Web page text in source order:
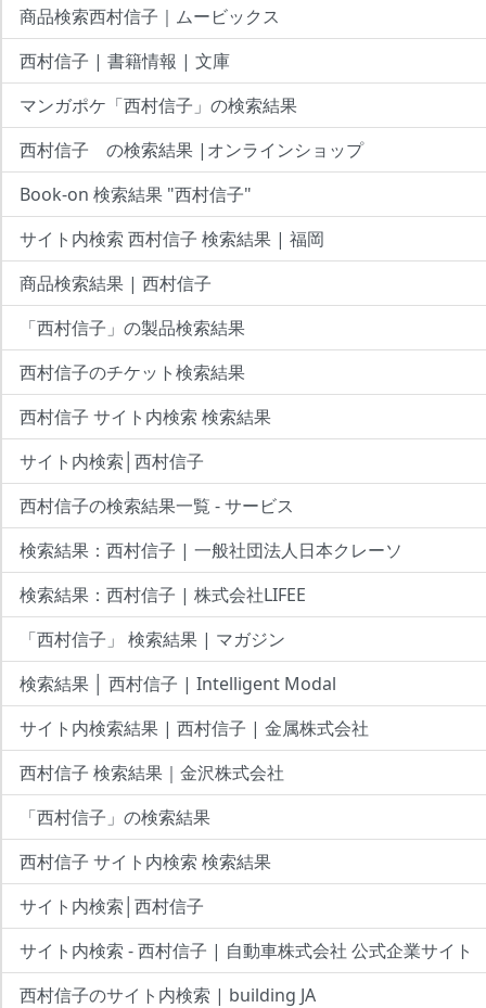
商品検索西村信子｜ムービックス
西村信子 | 書籍情報 | 文庫
マンガポケ「西村信子」の検索結果
西村信子 の検索結果 |オンラインショップ
Book-on 検索結果 "西村信子"
サイト内検索 西村信子 検索結果 | 福岡
商品検索結果 | 西村信子
「西村信子」の製品検索結果
西村信子のチケット検索結果
西村信子 サイト内検索 検索結果
サイト内検索│西村信子
西村信子の検索結果一覧 - サービス
検索結果：西村信子 | 一般社団法人日本クレーソ
検索結果：西村信子 | 株式会社LIFEE
「西村信子」 検索結果 | マガジン
検索結果 │ 西村信子 | Intelligent Modal
サイト内検索結果 | 西村信子 | 金属株式会社
西村信子 検索結果｜金沢株式会社
「西村信子」の検索結果
西村信子 サイト内検索 検索結果
サイト内検索│西村信子
サイト内検索 - 西村信子 | 自動車株式会社 公式企業サイト
西村信子のサイト内検索 | building JA